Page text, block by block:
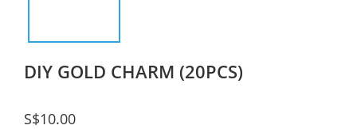
DIY GOLD CHARM (20PCS)
S$10.00